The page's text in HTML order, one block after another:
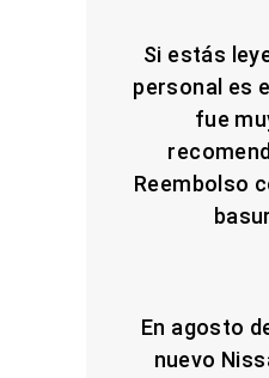
Si estás
personal es
fue
Reembolso
En agosto
nuevo